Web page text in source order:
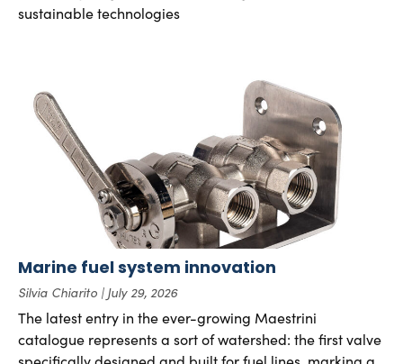
sustainable technologies
Marine fuel system innovation
Silvia Chiarito July 29, 2026
The latest entry in the ever-growing Maestrini
catalogue represents a sort of watershed: the first valve